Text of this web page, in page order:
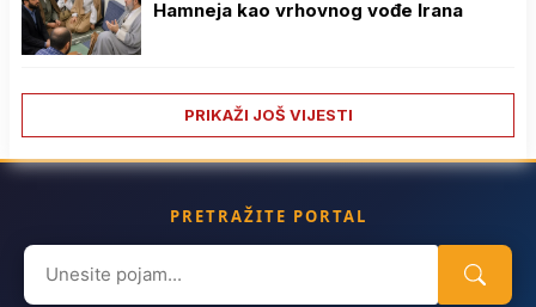
Hamneja kao vrhovnog vođe Irana
PRIKAŽI JOŠ VIJESTI
PRETRAŽITE PORTAL
Search
for: